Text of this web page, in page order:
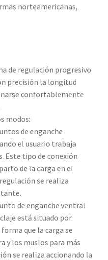
norteamericanas,
de regulación progresivo
precisión la longitud
confortablemente
modos:
de enganche
el usuario trabaja
Este tipo de conexión
de la carga en el
se realiza
de enganche ventral
está situado por
que la carga se
y los muslos para más
se realiza accionando la